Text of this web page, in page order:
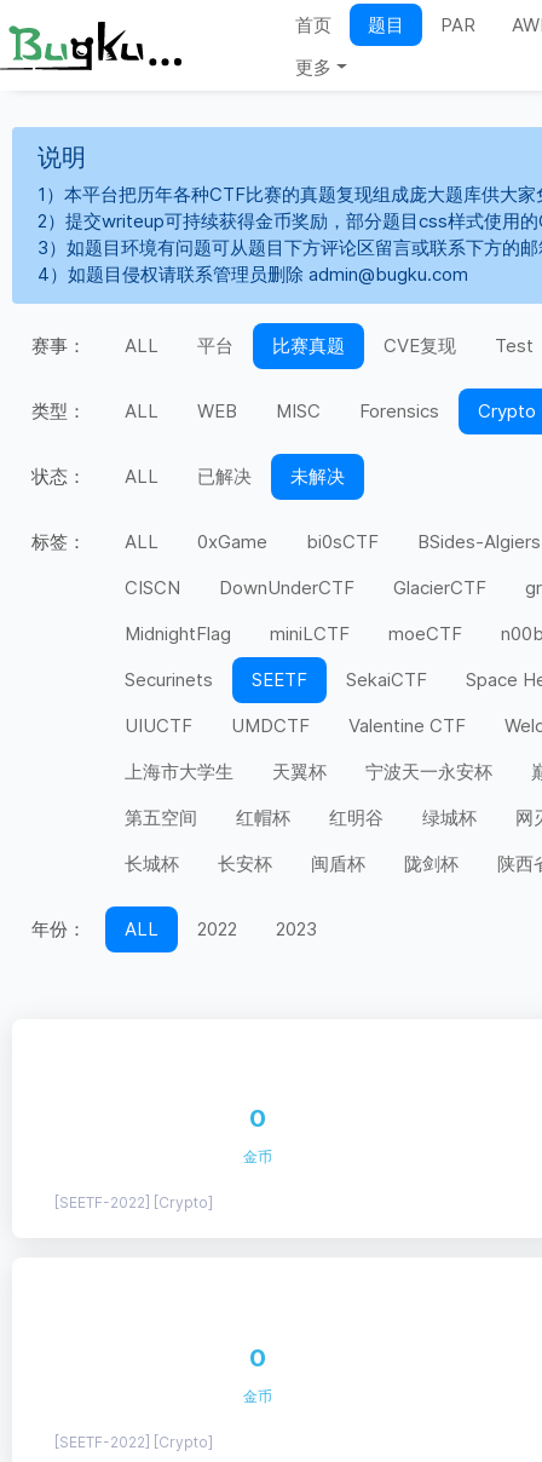
首页 题目 PAR
更多
说明
1）本平台把历年各种CTF比赛的真题复现组成庞大题库供大
2）提交writeup可持续获得金币奖励，部分题目css样式使用
3）如题目环境有问题可从题目下方评论区留言或联系下方的
4）如题目侵权请联系管理员删除 admin@bugku.com
赛事： ALL 平台 比赛真题 CVE复现 Test
类型： ALL WEB MISC Forensics Crypto
状态： ALL 已解决 未解决
标签： ALL 0xGame bi0sCTF
BSides-Algiers
CISCN
DownUnderCTF GlacierCTF
MidnightFlag
miniLCTF moeCTF
Securinets
SEETF SekaiCTF
Space
UIUCTF
UMDCTF Valentine CTF
上海市大学生
天翼杯 宁波天一永安杯
第五空间
红帽杯 红明谷 绿城杯
网
长城杯
长安杯 闽盾杯 陇剑杯 陕西
年份： ALL 2022 2023
0
金币
[SEETF-2022] [Crypto]
0
金币
[SEETF-2022] [Crypto]